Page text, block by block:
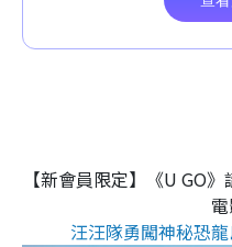
【新會員限定】《U GO
汪汪隊勇闖神秘恐